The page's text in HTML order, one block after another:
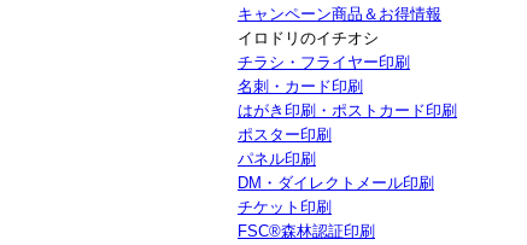
キャンペーン商品＆お得情報
イロドリのイチオシ
チラシ・フライヤー印刷
名刺・カード印刷
はがき印刷・ポストカード印刷
ポスター印刷
パネル印刷
DM・ダイレクトメール印刷
チケット印刷
FSC®森林認証印刷